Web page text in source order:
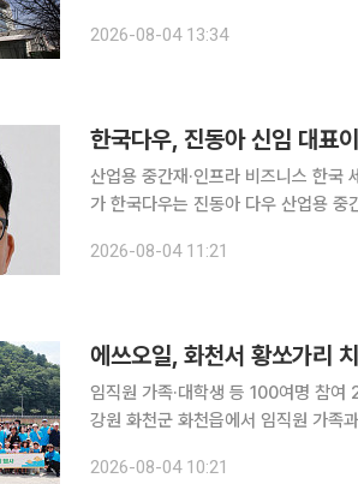
건조하는 국책사업이다. 특히 잠수함
2026-08-04 13:34
한국다우, 진동아 신임 대표
산업용 중간재·인프라 비즈니스 한국
가 한국다우는 진동아 다우 산업용
스의 한국 시니어 세일즈 리더를 겸
2026-08-04 11:21
에쓰오일, 화천서 황쏘가리
임직원 가족·대학생 등 100여명 참
강원 화천군 화천읍에서 임직원 가족
호하고 담수 생태계 보전에 대한 관
2026-08-04 10:21